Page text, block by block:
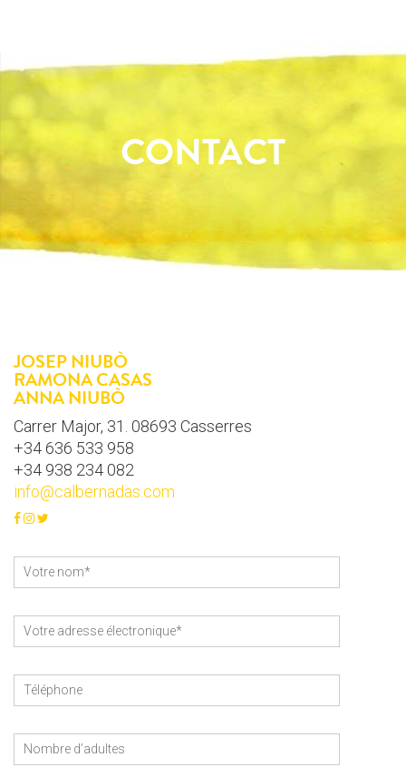
CONTACT
JOSEP NIUBÒ
RAMONA CASAS
ANNA NIUBÒ
Carrer Major, 31. 08693 Casserres
+34 636 533 958
+34 938 234 082
info@calbernadas.com